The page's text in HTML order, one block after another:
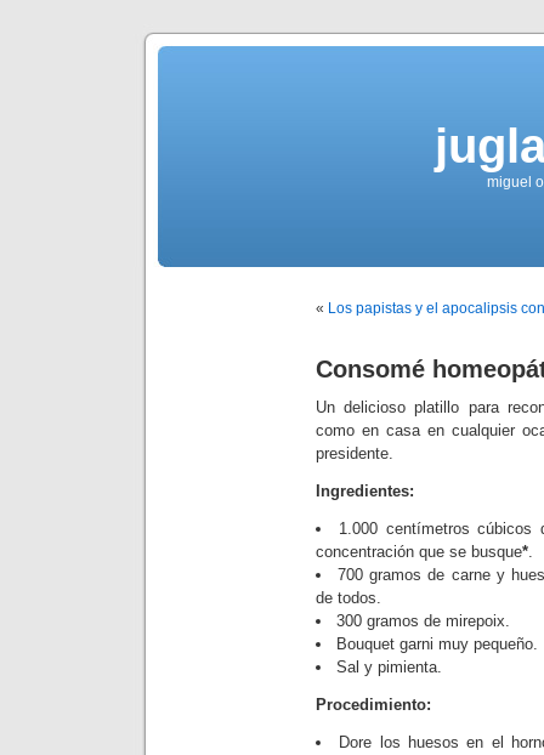
miguel
« Los papistas y el apocalipsis
Consomé
Un delicioso platillo para
como en casa en cualquier
presidente.
Ingredientes:
1.000 centímetros cúbicos
concentración que se busque*.
700 gramos de carne y
de todos.
300 gramos de mirepoix.
Bouquet garni muy pequeño.
Sal y pimienta.
Procedimiento:
Dore los huesos en el